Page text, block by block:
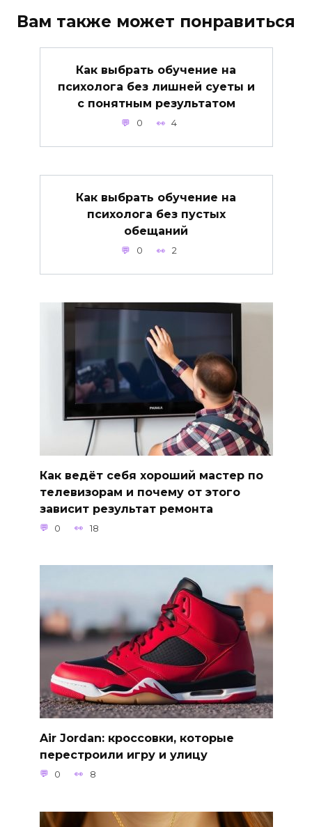
Вам также может понравиться
Как выбрать обучение на
психолога без лишней суеты и
с понятным результатом
0 4
Как выбрать обучение на
психолога без пустых
обещаний
0 2
Как ведёт себя хороший мастер по
телевизорам и почему от этого
зависит результат ремонта
0 18
Air Jordan: кроссовки, которые
перестроили игру и улицу
0 8